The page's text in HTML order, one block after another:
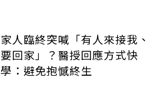
家人臨終突喊「有人來接我、
要回家」？醫授回應方式快
學：避免抱憾終生